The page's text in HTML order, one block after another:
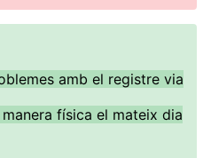
amb el registre via
física el mateix dia